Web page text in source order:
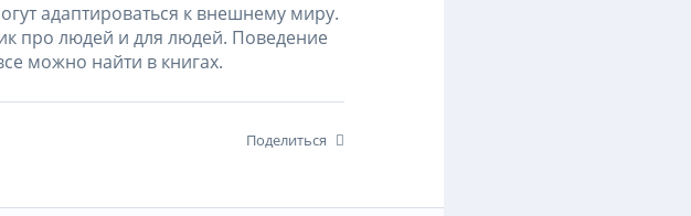
адаптироваться к внешнему миру.
про людей и для людей. Поведение
можно найти в книгах.
Поделиться